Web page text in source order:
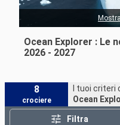
Ocean Explorer : Le
2026 - 2027
8
crociere
I tuoi criteri
Ocean
Filtra